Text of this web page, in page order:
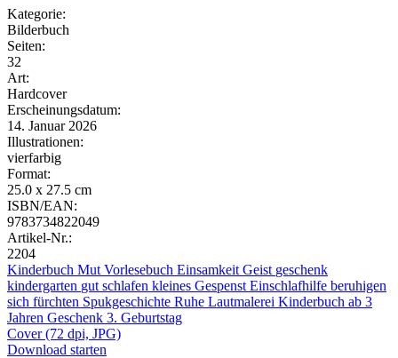
Kategorie:
Bilderbuch
Seiten:
32
Art:
Hardcover
Erscheinungsdatum:
14. Januar 2026
Illustrationen:
vierfarbig
Format:
25.0 x 27.5 cm
ISBN/EAN:
9783734822049
Artikel-Nr.:
2204
Kinderbuch Mut Vorlesebuch Einsamkeit Geist geschenk
kindergarten gut schlafen kleines Gespenst Einschlafhilfe beruhigen
sich fürchten Spukgeschichte Ruhe Lautmalerei Kinderbuch ab 3
Jahren Geschenk 3. Geburtstag
Cover (72 dpi, JPG)
Download starten